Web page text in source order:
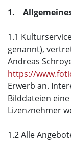
1.
1.1
genannt),
Andreas
https://
Erwerb an.
Bilddateien
Lizenznehmer
1.2 Alle